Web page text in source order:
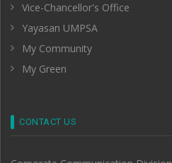
Vice-Chancellor's Office
Yayasan UMPSA
My Community
My Green
CONTACT US